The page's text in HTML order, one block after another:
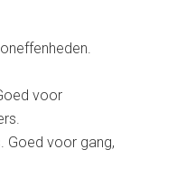
voor
Goed voor gang,